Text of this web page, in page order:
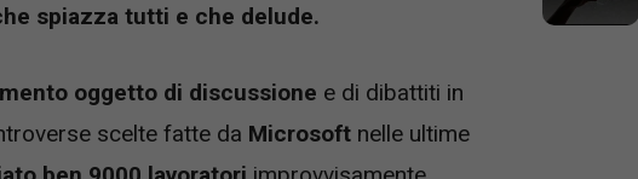
spiazza tutti e che delude.
oggetto di discussione e di dibattiti in
scelte fatte da Microsoft nelle ultime